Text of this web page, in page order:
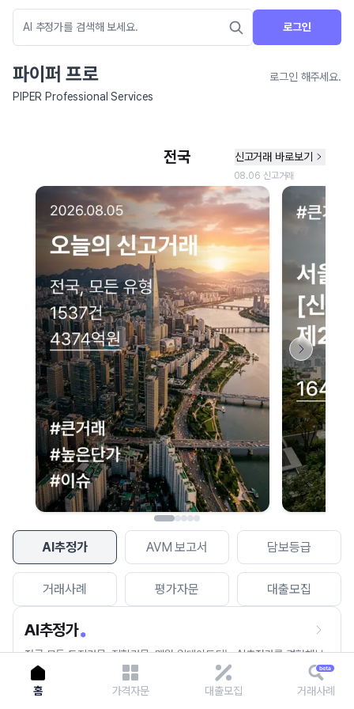
로그인
파이퍼 프로
로그인 해주세요.
PIPER Professional Services
AI추정가 AVM 보고서 담보등급
거래사례 평가자문 대출모집
AI추정가
전국 모든 토지건물, 집합건물, 매월 업데이트되는 AI추정가를 경험해보
세요.
네이버 지도 연결 안내
현재 네이버 지도 연결이 원활하지 않아 지도를 불러올 수 없습니다.
이용에 불편을 드려 죄송합니다.
다시 시도
홈 가격자문 대출모집 거래사례